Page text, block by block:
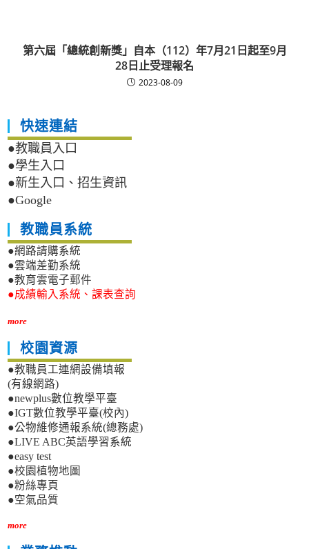
第六屆「總統創新獎」自本（112）年7月21日起至9月
28日止受理報名
2023-08-09
快速連結
●教職員入口
●學生入口
●新生入口、招生資訊
●Google
教職員系統
●網路請購系統
●雲端差勤系統
●教育雲電子郵件
●成績輸入系統、課表查詢
more
校園資源
●教職員工連網設備填報
(有線網路)
●newplus數位教學平臺
●IGT數位教學平臺(校內)
●公物維修通報系統(總務處)
●LIVE ABC英語學習系統
●easy test
●校園植物地圖
●粉絲專頁
●空氣品質
more